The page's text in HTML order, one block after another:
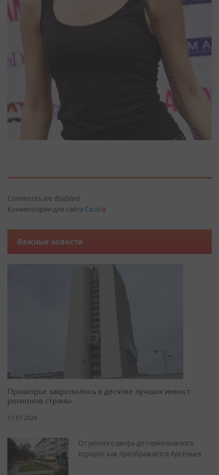
Comments are disabled
Комментарии для сайта Cackle
Важные новости
Приморье закрепилось в десятке лучших инвест-
регионов страны
17.07.2026
От уютного двора до горнолыжного
курорта: как преображается Арсеньев